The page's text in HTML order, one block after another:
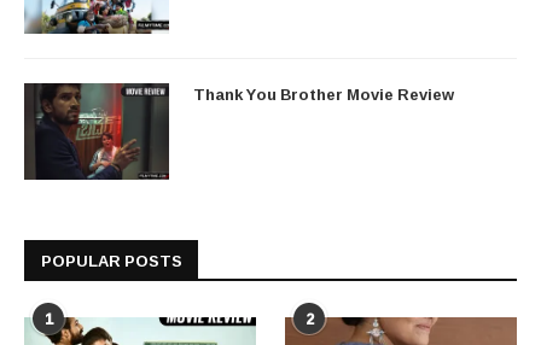
Thank You Brother Movie Review
POPULAR POSTS
1 2